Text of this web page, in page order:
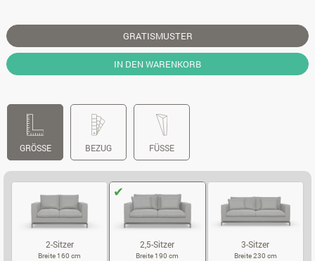
GRATISMUSTER
IN DEN WARENKORB
GRÖSSE BEZUG FÜSSE
2-Sitzer
Breite 160 cm
2,5-Sitzer
Breite 190 cm
3-Sitzer
Breite 230 cm